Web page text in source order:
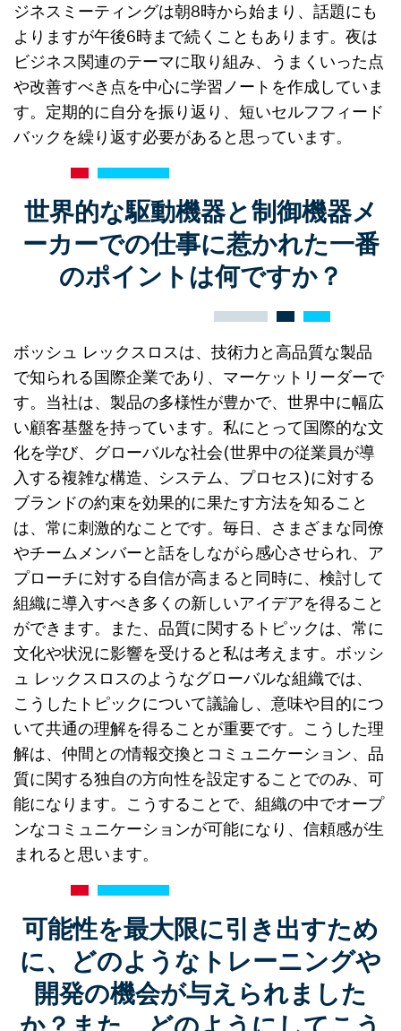
ジネスミーティングは朝8時から始まり、話題にも
よりますが午後6時まで続くこともあります。夜は
ビジネス関連のテーマに取り組み、うまくいった点
や改善すべき点を中心に学習ノートを作成していま
す。定期的に自分を振り返り、短いセルフフィード
バックを繰り返す必要があると思っています。
世界的な駆動機器と制御機器メ
ーカーでの仕事に惹かれた一番
のポイントは何ですか？
ボッシュ レックスロスは、技術力と高品質な製品
で知られる国際企業であり、マーケットリーダーで
す。当社は、製品の多様性が豊かで、世界中に幅広
い顧客基盤を持っています。私にとって国際的な文
化を学び、グローバルな社会(世界中の従業員が導
入する複雑な構造、システム、プロセス)に対する
ブランドの約束を効果的に果たす方法を知ること
は、常に刺激的なことです。毎日、さまざまな同僚
やチームメンバーと話をしながら感心させられ、ア
プローチに対する自信が高まると同時に、検討して
組織に導入すべき多くの新しいアイデアを得ること
ができます。また、品質に関するトピックは、常に
文化や状況に影響を受けると私は考えます。ボッシ
ュ レックスロスのようなグローバルな組織では、
こうしたトピックについて議論し、意味や目的につ
いて共通の理解を得ることが重要です。こうした理
解は、仲間との情報交換とコミュニケーション、品
質に関する独自の方向性を設定することでのみ、可
能になります。こうすることで、組織の中でオープ
ンなコミュニケーションが可能になり、信頼感が生
まれると思います。
可能性を最大限に引き出すため
に、どのようなトレーニングや
開発の機会が与えられました